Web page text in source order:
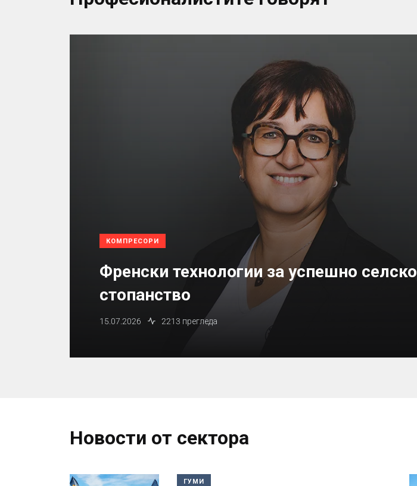
КОМПРЕСОРИ
Френски технологии за успешно селско
стопанство
15.07.2026 2213 прегледа
Новости от сектора
ГУМИ